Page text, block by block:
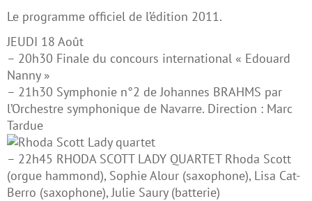
Le programme officiel de l’édition 2011.
JEUDI 18 Août
– 20h30 Finale du concours international « Edouard
Nanny »
– 21h30 Symphonie n°2 de Johannes BRAHMS par
l’Orchestre symphonique de Navarre. Direction : Marc
Tardue
– 22h45 RHODA SCOTT LADY QUARTET Rhoda Scott
(orgue hammond), Sophie Alour (saxophone), Lisa Cat-
Berro (saxophone), Julie Saury (batterie)